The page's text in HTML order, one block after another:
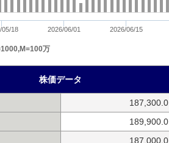
05/18 2026/06/01 2026/06/15
万
株価データ
187,300.0
189,900.0
187,000.0